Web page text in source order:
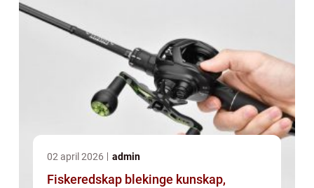
02 april 2026 admin
Fiskeredskap blekinge kunskap,